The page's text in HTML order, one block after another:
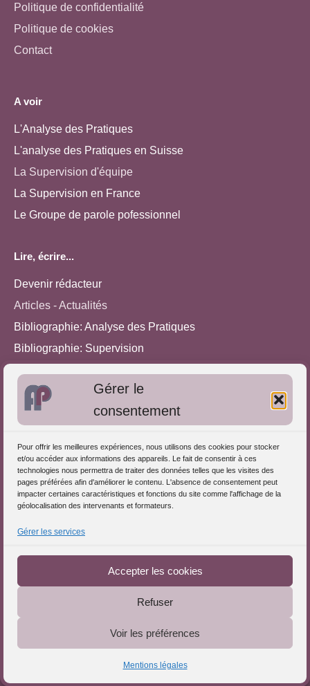
Gérer le
consentement
Pour offrir les meilleures expériences, nous utilisons des cookies pour stocker
et/ou accéder aux informations des appareils. Le fait de consentir à ces
technologies nous permettra de traiter des données telles que les visites des
pages préférées afin d'améliorer le contenu. L'absence de consentement peut
impacter certaines caractéristiques et fonctions du site comme l'affichage de la
géolocalisation des intervenants et formateurs.
Gérer les services
Accepter les cookies
Refuser
Voir les préférences
Mentions légales
Politique de confidentialité
Politique de cookies
Contact
A voir
L'Analyse des Pratiques
L'analyse des Pratiques en Suisse
La Supervision d'équipe
La Supervision en France
Le Groupe de parole pofessionnel
Lire, écrire...
Devenir rédacteur
Articles - Actualités
Bibliographie: Analyse des Pratiques
Bibliographie: Supervision
Approches de l'Analyse des pratiques
S'inscrire dans l'Annuaire
Publiez vos formations
Charte déontologique
Le Portail de l'Analyse des Pratiques © 2025 - Tous droits
Téléchargez le Guide